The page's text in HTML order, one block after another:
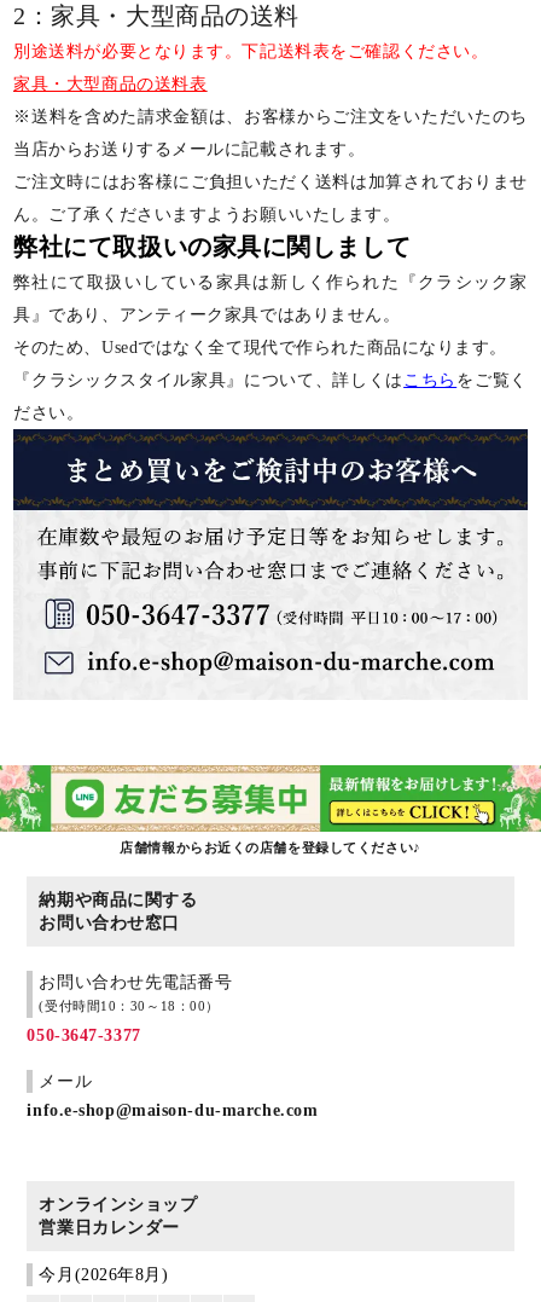
2：家具・大型商品の送料
別途送料が必要となります。下記送料表をご確認ください。
家具・大型商品の送料表
※送料を含めた請求金額は、お客様からご注文をいただいたのち
当店からお送りするメールに記載されます。
ご注文時にはお客様にご負担いただく送料は加算されておりませ
ん。ご了承くださいますようお願いいたします。
弊社にて取扱いの家具に関しまして
弊社にて取扱いしている家具は新しく作られた『クラシック家
具』であり、アンティーク家具ではありません。
そのため、Usedではなく全て現代で作られた商品になります。
『クラシックスタイル家具』について、詳しくは こちら をご覧く
ださい。
店舗情報からお近くの店舗を登録してください♪
納期や商品に関する
お問い合わせ窓口
お問い合わせ先電話番号
(受付時間10：30～18：00）
050-3647-3377
メール
info.e-shop@maison-du-marche.com
オンラインショップ
営業日カレンダー
今月(2026年8月)